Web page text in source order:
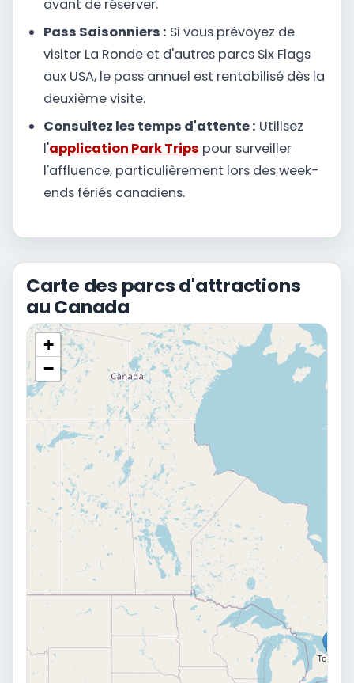
avant de réserver.
Pass Saisonniers : Si vous prévoyez de
visiter La Ronde et d'autres parcs Six Flags
aux USA, le pass annuel est rentabilisé dès la
deuxième visite.
Consultez les temps d'attente : Utilisez
l'application Park Trips pour surveiller
l'affluence, particulièrement lors des week-
ends fériés canadiens.
Carte des parcs d'attractions
au Canada
+
−